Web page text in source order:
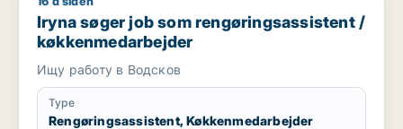
Iryna søger job som rengøringsassistent /
køkkenmedarbejder
Ищу работу в Водсков
Type
Rengøringsassistent, Køkkenmedarbejder